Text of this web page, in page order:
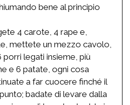
bene al principio
4 carote, 4 rape e,
mettete un mezzo cavolo,
porri legati insieme, più
e 6 patate, ogni cosa
a far cuocere finché il
badate di levare dalla